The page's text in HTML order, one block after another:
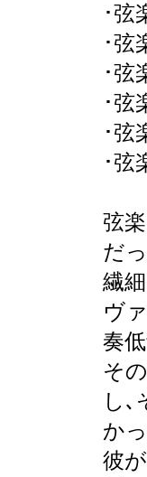
･弦
･弦
･弦
･弦
･弦
･弦
弦
だ
繊
ヴ
奏
そ
し､
か
彼